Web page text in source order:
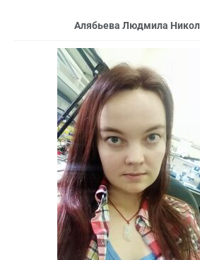
Алябьева Людмила